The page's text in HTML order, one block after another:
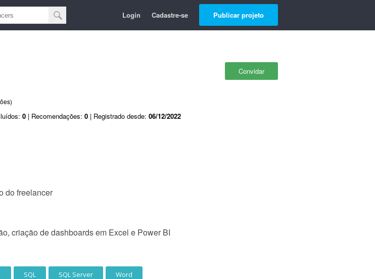
Login Cadastre-se Publicar projeto
Convidar
0 | Recomendações: 0 | Registrado desde: 06/12/2022
do freelancer
criação de dashboards em Excel e Power BI
SQL SQL Server Word